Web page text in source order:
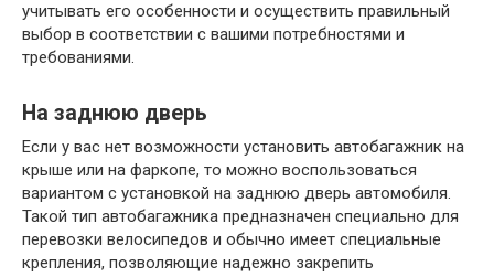
учитывать его особенности и осуществить правильный
выбор в соответствии с вашими потребностями и
требованиями.
На заднюю дверь
Если у вас нет возможности установить автобагажник на
крыше или на фаркопе, то можно воспользоваться
вариантом с установкой на заднюю дверь автомобиля.
Такой тип автобагажника предназначен специально для
перевозки велосипедов и обычно имеет специальные
крепления, позволяющие надежно закрепить